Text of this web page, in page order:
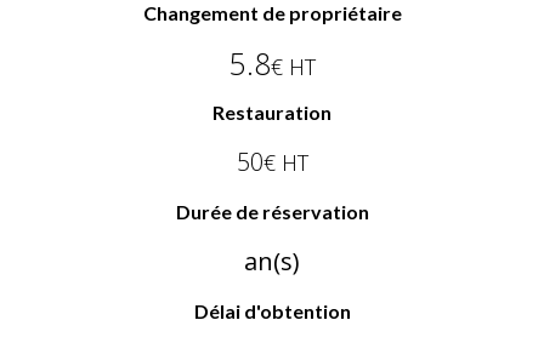
Changement de propriétaire
5.8€ HT
Restauration
50€ HT
Durée de réservation
an(s)
Délai d'obtention